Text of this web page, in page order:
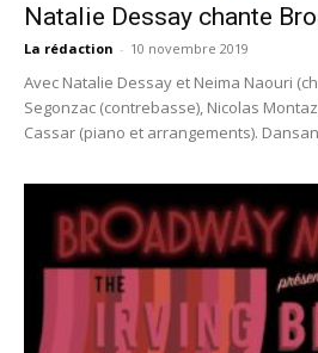
Natalie Dessay chante
La rédaction - 10 novembre 2019
Avec Natalie Dessay et Neima Naouri
Segonzac (contrebasse), Nicolas
Cassar (piano